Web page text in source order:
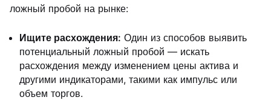
ложный пробой на рынке:
Ищите расхождения: Один из способов выявить
потенциальный ложный пробой — искать
расхождения между изменением цены актива и
другими индикаторами, такими как импульс или
объем торгов.